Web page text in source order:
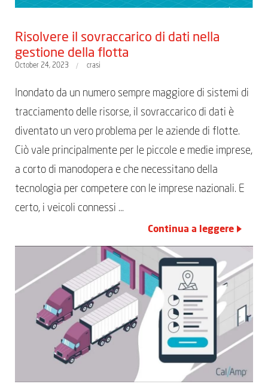
Risolvere il sovraccarico di dati nella
gestione della flotta
October 24, 2023 crasi
Inondato da un numero sempre maggiore di sistemi di
tracciamento delle risorse, il sovraccarico di dati è
diventato un vero problema per le aziende di flotte.
Ciò vale principalmente per le piccole e medie imprese,
a corto di manodopera e che necessitano della
tecnologia per competere con le imprese nazionali. E
certo, i veicoli connessi …
Continua a leggere